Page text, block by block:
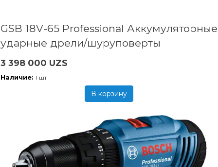
GSB 18V-65 Professional Аккумуляторные
ударные дрели/шуруповерты
3 398 000 UZS
Наличие: 1 шт
В корзину